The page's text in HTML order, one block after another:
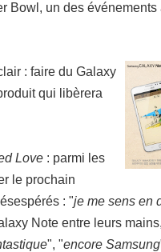
Bowl, un des
: faire du Galaxy
qui libèrera
Love : parmi les
le prochain
: "je me sens en
Note entre leurs
", "encore Samsung